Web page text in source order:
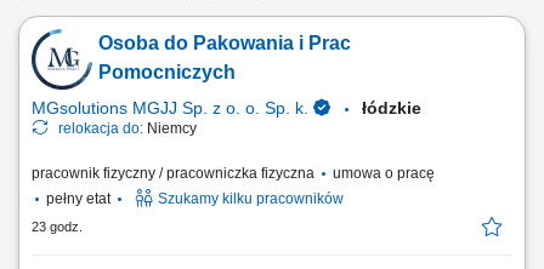
Osoba do Pakowania i Prac
Pomocniczych
MGsolutions MGJJ Sp. z o. o. Sp. k. łódzkie
relokacja do: Niemcy
pracownik fizyczny / pracowniczka fizyczna
umowa o pracę
pełny etat
Szukamy kilku pracowników
23 godz.